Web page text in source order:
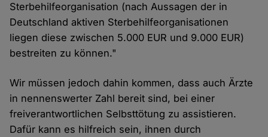
Sterbehilfeorganisation (nach Aussagen der in
Deutschland aktiven Sterbehilfeorganisationen
liegen diese zwischen 5.000 EUR und 9.000 EUR)
bestreiten zu können."
Wir müssen jedoch dahin kommen, dass auch Ärzte
in nennenswerter Zahl bereit sind, bei einer
freiverantwortlichen Selbsttötung zu assistieren.
Dafür kann es hilfreich sein, ihnen durch